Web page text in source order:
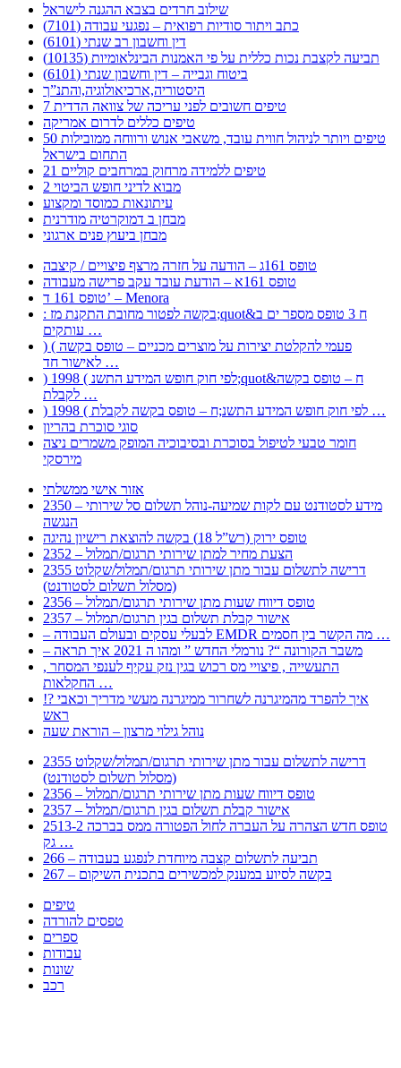
שילוב חרדים בצבא ההגנה לישראל
כתב ויתור סודיות רפואית – נפגעי עבודה (7101)
דין וחשבון רב שנתי (6101)
תביעה לקצבת נכות כללית על פי האמנות הבינלאומיות (10135)
ביטוח וגבייה – דין וחשבון שנתי (6101)
היסטוריה,ארכיאולוגיה,והתנ”ך
7 טיפים חשובים לפני עריכה של צוואה הדדית
טיפים כללים לדרום אמריקה
50 טיפים ויותר לניהול חווית עובד, משאבי אנוש ורווחה ממובילות
התחום בישראל
21 טיפים ללמידה מרחוק במרחבים קוליים
מבוא לדיני חופש הביטוי 2
עיתונאות כמוסד ומקצוע
מבחן ב דמוקרטיה מודרנית
מבחן ביעוץ פנים ארגוני
טופס 161ג – הודעה על חזרה מרצף פיצויים / קיצבה
טופס 161א – הודעת עובד עקב פרישה מעבודה
טופס 161 ד’ – Menora
: בקשה לפטור מחובת התקנת מז;quot&ח 3 טופס מספר ים ב
עותקים …
) ( פעמי להקלטת יצירות על מוצרים מכניים – טופס בקשה
לאישור חד …
) 1998 ( לפי חוק חופש המידע התשנ;quot&ח – טופס בקשה
לקבלת …
) 1998 ( לפי חוק חופש המידע התשנ;ח – טופס בקשה לקבלת …
סוגי סוכרת בהריון
חומר טבעי לטיפול בסוכרת ובסיבוכיה המופק משמרים ניצה
מירסקי
אזור אישי ממשלתי
2350 – מידע לסטודנט עם לקות שמיעה-נוהל תשלום סל שירותי
הנגשה
טופס ירוק (רש”ל 18) בקשה להוצאת רישיון נהיגה
2352 – הצעת מחיר למתן שירותי תרגום/תמלול
2355 דרישה לתשלום עבור מתן שירותי תרגום/תמלול/שקלוט
(מסלול תשלום לסטודנט)
2356 – טופס דיווח שעות מתן שירותי תרגום/תמלול
2357 – אישור קבלת תשלום בגין תרגום/תמלול
– לבעלי עסקים ובעולם העבודה EMDR מה הקשר בין חסמים …
– משבר הקורונה “? נורמלי החדש ” ומהו ה 2021 איך תראה
, התעשייה , פיצויי מס רכוש בגין נזק עקיף לענפי המסחר
החקלאות …
!? איך להפרד מהמיגרנה לשחרור ממיגרנה מעשי מדריך וכאבי
ראש
נוהל גילוי מרצון – הוראת שעה
2355 דרישה לתשלום עבור מתן שירותי תרגום/תמלול/שקלוט
(מסלול תשלום לסטודנט)
2356 – טופס דיווח שעות מתן שירותי תרגום/תמלול
2357 – אישור קבלת תשלום בגין תרגום/תמלול
2513-2 טופס חדש הצהרה על העברה לחול הפטורה ממס בברכה
גק …
266 – תביעה לתשלום קצבה מיוחדת לנפגע בעבודה
267 – בקשה לסיוע במענק למכשירים בתכנית השיקום
טיפים
טפסים להורדה
ספרים
עבודות
שונות
רכב